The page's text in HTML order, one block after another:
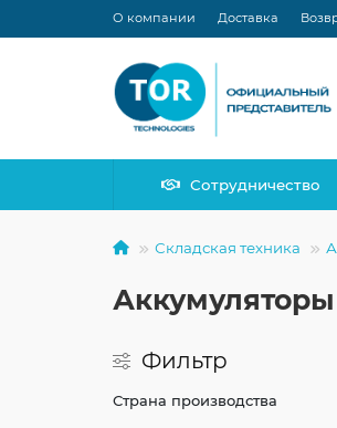
О компании Доставка
Сотрудничество
Складская техника
Аккумуляторы
Фильтр
Страна производства